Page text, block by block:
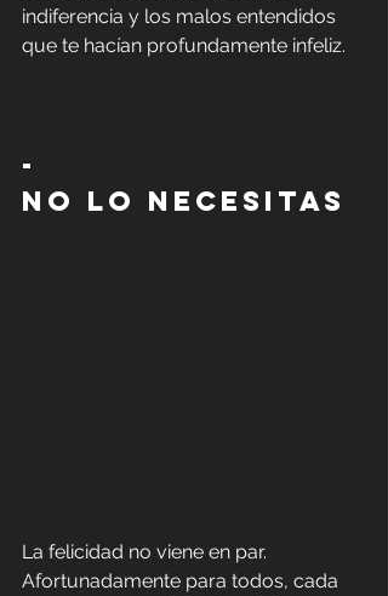
indiferencia y los malos entendidos
que te hacían profundamente infeliz.
-
No lo necesitas
La felicidad no viene en par.
Afortunadamente para todos, cada